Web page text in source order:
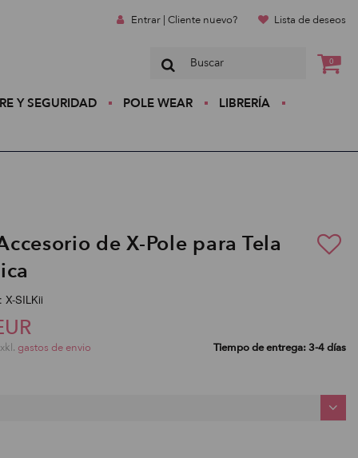
Entrar | Cliente nuevo? Lista de deseos
0
Y SEGURIDAD POLE WEAR LIBRERÍA
de X-Pole para Tela
X-SILKii
gastos de envio Tiempo de entrega: 3-4 días